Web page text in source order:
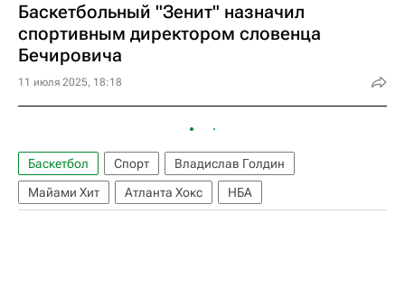
Баскетбольный "Зенит" назначил
спортивным директором словенца
Бечировича
11 июля 2025, 18:18
Баскетбол Спорт
Владислав Голдин
Майами Хит
Атланта Хокс НБА